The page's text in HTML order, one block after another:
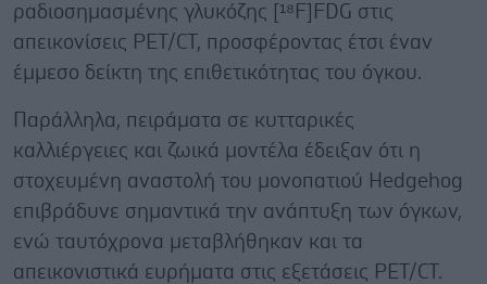
ραδιοσημασμένης γλυκόζης [¹⁸F]FDG στις
απεικονίσεις PET/CT, προσφέροντας έτσι έναν
έμμεσο δείκτη της επιθετικότητας του όγκου.
Παράλληλα, πειράματα σε κυτταρικές
καλλιέργειες και ζωικά μοντέλα έδειξαν ότι η
στοχευμένη αναστολή του μονοπατιού Hedgehog
επιβράδυνε σημαντικά την ανάπτυξη των όγκων,
ενώ ταυτόχρονα μεταβλήθηκαν και τα
απεικονιστικά ευρήματα στις εξετάσεις PET/CT.